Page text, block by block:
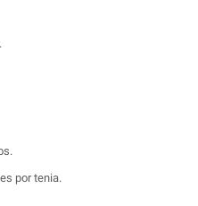
por tenia.